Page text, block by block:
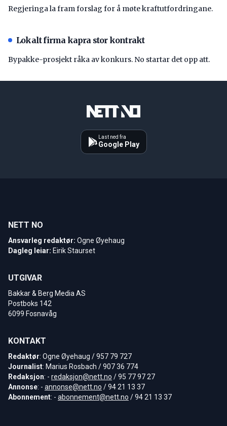
Regjeringa la fram forslag for å møte kraftutfordringane.
Lokalt firma kapra stor kontrakt
Bypakke-prosjekt råka av konkurs. No startar det opp att.
Last ned fra
Google Play
NETT NO
Ansvarleg redaktør: Ogne Øyehaug
Dagleg leiar: Eirik Staurset
UTGIVAR
Bakkar & Berg Media AS
Postboks 142
6099 Fosnavåg
KONTAKT
Redaktør: Ogne Øyehaug / 957 79 727
Journalist: Marius Rosbach / 907 36 774
Redaksjon: - redaksjon@nett.no / 95 77 97 27
Annonse: - annonse@nett.no / 94 21 13 37
Abonnement: - abonnement@nett.no / 94 21 13 37